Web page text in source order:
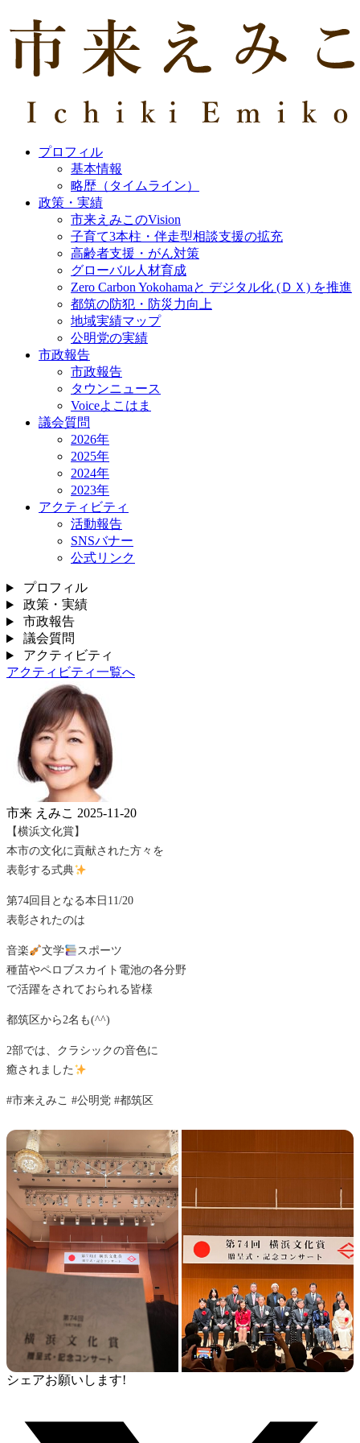
プロフィル
基本情報
略歴（タイムライン）
政策・実績
市来えみこのVision
子育て3本柱・伴走型相談支援の拡充
高齢者支援・がん対策
グローバル人材育成
Zero Carbon Yokohamaと デジタル化 (ＤＸ) を推進
都筑の防犯・防災力向上
地域実績マップ
公明党の実績
市政報告
市政報告
タウンニュース
Voiceよこはま
議会質問
2026年
2025年
2024年
2023年
アクティビティ
活動報告
SNSバナー
公式リンク
プロフィル
政策・実績
市政報告
議会質問
アクティビティ
アクティビティ一覧へ
市来 えみこ 2025-11-20
【横浜文化賞】
本市の文化に貢献された方々を
表彰する式典
第74回目となる本日11/20
表彰されたのは
音楽 文学
スポーツ
種苗やペロブスカイト電池の各分野
で活躍をされておられる皆様
都筑区から2名も(^^)
2部では、クラシックの音色に
癒されました
#市来えみこ #公明党 #都筑区
シェアお願いします!